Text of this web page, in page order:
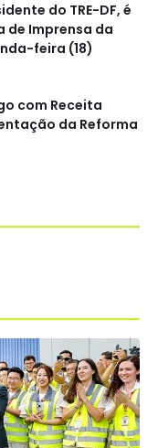
do TRE-DF, é
de Imprensa da
feira (18)
com Receita
da Reforma